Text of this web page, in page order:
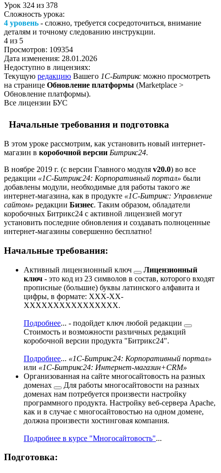
Урок 324 из 378
Сложность урока:
4 уровень - сложно, требуется сосредоточиться, внимание
деталям и точному следованию инструкции.
4 из 5
Просмотров: 109354
Дата изменения: 28.01.2026
Недоступно в лицензиях:
Текущую редакцию Вашего 1С-Битрикс можно просмотреть
на странице Обновление платформы (Marketplace >
Обновление платформы).
Все лицензии БУС
Начальные требования и подготовка
В этом уроке рассмотрим, как установить новый интернет-
магазин в коробочной версии Битрикс24.
В ноябре 2019 г. (с версии Главного модуля v20.0) во все
редакции «1С-Битрикс24: Корпоративный портал» были
добавлены модули, необходимые для работы такого же
интернет-магазина, как в продукте «1С-Битрикс: Управление
сайтом» редакции Бизнес. Таким образом, обладатели
коробочных Битрикс24 с активной лицензией могут
установить последние обновления и создавать полноценные
интернет-магазины совершенно бесплатно!
Начальные требования:
Активный лицензионный ключ
Лицензионный
ключ - это код из 23 символов в состав, которого входят
прописные (большие) буквы латинского алфавита и
цифры, в формате: XXX-XX-
XXXXXXXXXXXXXXXX.
Подробнее... - подойдет ключ любой редакции
Стоимость и возможности различных редакций
коробочной версии продукта "Битрикс24".
Подробнее... «1С-Битрикс24: Корпоративный портал»
или «1С-Битрикс24: Интернет-магазин+CRM»
Организованная на сайте многосайтовость на разных
доменах
Для работы многосайтовости на разных
доменах нам потребуется произвести настройку
программного продукта. Настройку веб-сервера Apache,
как и в случае с многосайтовостью на одном домене,
должна произвести хостинговая компания.
Подробнее в курсе "Многосайтовость"...
Подготовка: